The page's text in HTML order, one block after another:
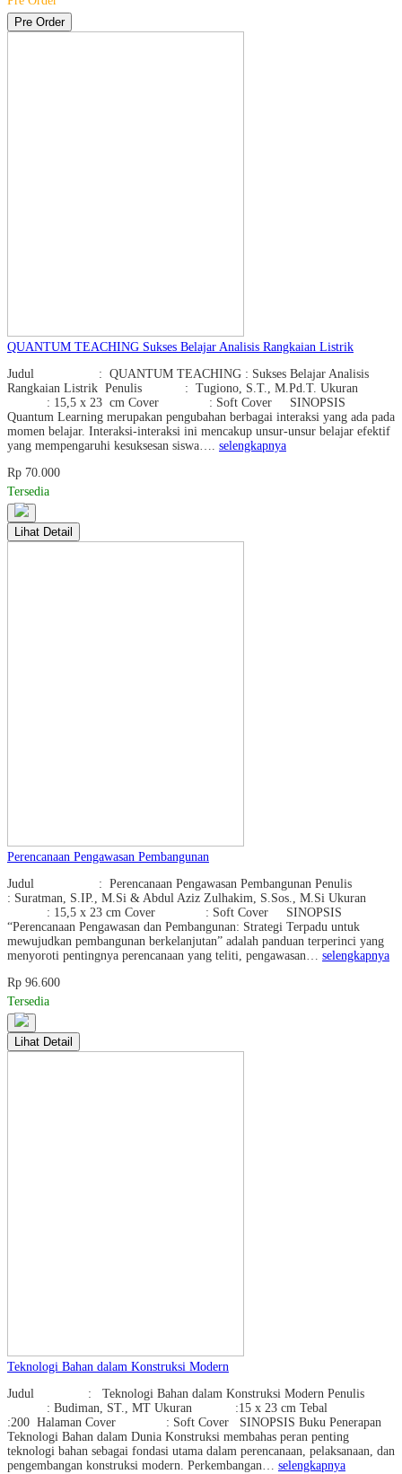
Pre Order
QUANTUM TEACHING Sukses Belajar Analisis Rangkaian Listrik
Judul : QUANTUM TEACHING : Sukses Belajar Analisis
Rangkaian Listrik Penulis : Tugiono, S.T., M.Pd.T. Ukuran
: 15,5 x 23 cm Cover : Soft Cover SINOPSIS
Quantum Learning merupakan pengubahan berbagai interaksi yang ada pada
momen belajar. Interaksi-interaksi ini mencakup unsur-unsur belajar efektif
yang mempengaruhi kesuksesan siswa…. selengkapnya
Rp 70.000
Tersedia
Lihat Detail
Perencanaan Pengawasan Pembangunan
Judul : Perencanaan Pengawasan Pembangunan Penulis
: Suratman, S.IP., M.Si & Abdul Aziz Zulhakim, S.Sos., M.Si Ukuran
: 15,5 x 23 cm Cover : Soft Cover SINOPSIS
“Perencanaan Pengawasan dan Pembangunan: Strategi Terpadu untuk
mewujudkan pembangunan berkelanjutan” adalah panduan terperinci yang
menyoroti pentingnya perencanaan yang teliti, pengawasan… selengkapnya
Rp 96.600
Tersedia
Lihat Detail
Teknologi Bahan dalam Konstruksi Modern
Judul : Teknologi Bahan dalam Konstruksi Modern Penulis
: Budiman, ST., MT Ukuran :15 x 23 cm Tebal
:200 Halaman Cover : Soft Cover SINOPSIS Buku Penerapan
Teknologi Bahan dalam Dunia Konstruksi membahas peran penting
teknologi bahan sebagai fondasi utama dalam perencanaan, pelaksanaan, dan
pengembangan konstruksi modern. Perkembangan… selengkapnya